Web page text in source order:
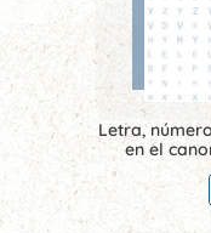
Letra,
en el